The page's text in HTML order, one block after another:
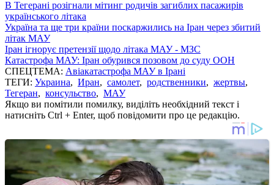
В Тегерані розігнали мітинг родичів загиблих пасажирів
українського літака
Україна та ще три країни поскаржились на Іран через збитий
літак МАУ
Іран ігнорує претензії щодо літака МАУ - МЗС
Катастрофа МАУ: Іран обурився позовом до суду ООН
СПЕЦТЕМА: Авіакатастрофа МАУ в Ірані
ТЕГИ: Украина, Иран, самолет, родственники, жертвы,
Тегеран, консульство, МАУ
Якщо ви помітили помилку, виділіть необхідний текст і
натисніть Ctrl + Enter, щоб повідомити про це редакцію.